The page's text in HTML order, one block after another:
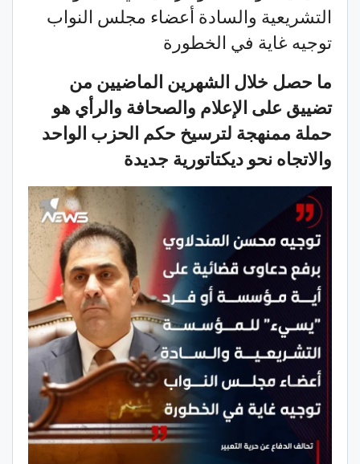
التشريعية والسادة أعضاء مجلس النواب
توجيه غاية في الخطورة
ما حصل خلال الشهرين الماضيين من
تضييق على الإعلام والصحافة والرأي هو
حملة ممنهجة لترسيخ حكم الحزب الواحد
والاتجاه نحو ديكتاتورية جديدة